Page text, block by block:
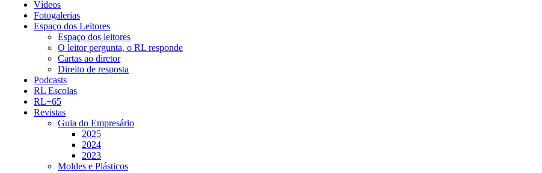
Vídeos
Fotogalerias
Espaço dos Leitores
Espaço dos leitores
O leitor pergunta, o RL responde
Cartas ao diretor
Direito de resposta
Podcasts
RL Escolas
RL+65
Revistas
Guia do Empresário
2025
2024
2023
Moldes e Plásticos